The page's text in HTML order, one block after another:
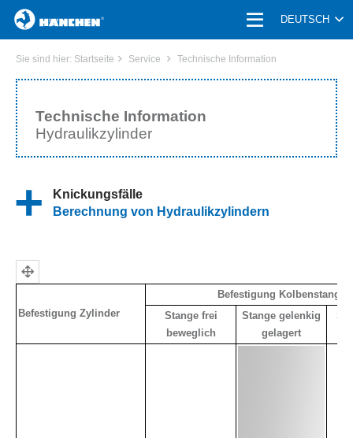
Sie sind hier: Startseite Service Technische Information
Technische Information
Hydraulikzylinder
Knickungsfälle
Berechnung von Hydraulikzylindern
Befestigung Zylinder
Befestigung Kolbenstange
Stange frei
beweglich
Stange gelenkig
gelagert
HOME
PRODUKTE
UNTERNEHMEN | KARRIERE
ANWENDUNGEN
SERVICE
DEUTSCH